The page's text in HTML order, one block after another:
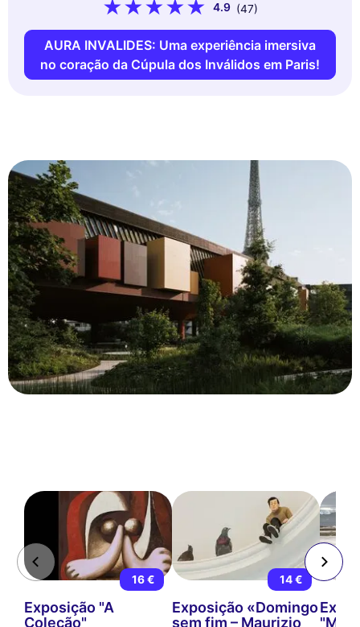
4.9 (47)
AURA INVALIDES: Uma experiência imersiva
no coração da Cúpula dos Inválidos em Paris!
16 €
Exposição "A
Coleção"
14 €
Exposição «Domingo
sem fim – Maurizio